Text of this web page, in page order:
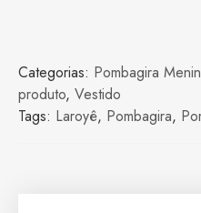
Categorias: Pombagira
produto, Vestido
Tags: Laroyê, Pombagira,